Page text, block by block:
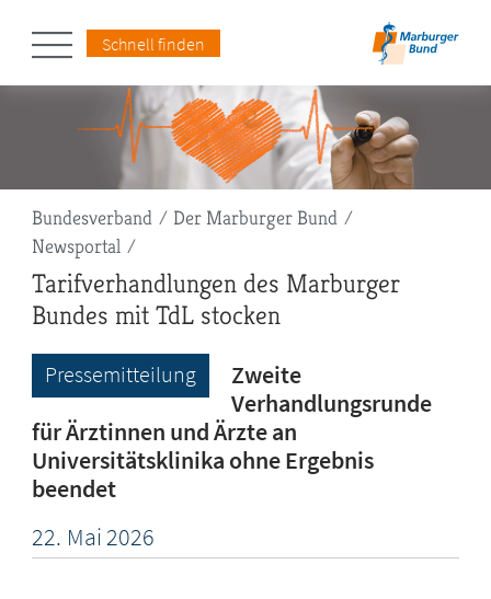
Schnell finden
Pfadnavigation
Bundesverband
Der Marburger Bund
Newsportal
Tarifverhandlungen des Marburger
Bundes mit TdL stocken
Pressemitteilung
Zweite
Verhandlungsrunde
für Ärztinnen und Ärzte an
Universitätsklinika ohne Ergebnis
beendet
22. Mai2026